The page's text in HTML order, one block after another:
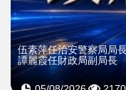
伍素萍任治安警察局局
譚麗霞任財政局副局長